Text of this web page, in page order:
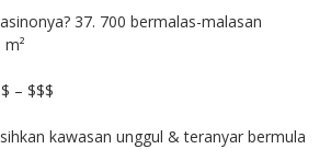
37. 700 bermalas-malasan
– $$$
kawasan unggul & teranyar bermula